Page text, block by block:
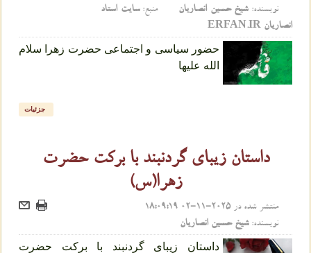
نویسنده:شیخ حسین انصاریان منبع:سایت استاد
انصاریان ERFAN.IR
حضور سیاسی و اجتماعی حضرت زهرا سلام
الله علیها
جزئیات
داستان زیبای گردنبند با برکت حضرت
زهرا(س)
منتشر شده در2025-11-02 18:09:19
نویسنده:شیخ حسین انصاریان
داستان زیبای گردنبند با برکت حضرت